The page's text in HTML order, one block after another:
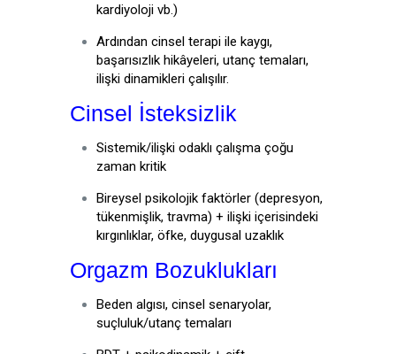
kardiyoloji vb.)
Ardından cinsel terapi ile kaygı,
başarısızlık hikâyeleri, utanç temaları,
ilişki dinamikleri çalışılır.
Cinsel İsteksizlik
Sistemik/ilişki odaklı çalışma çoğu
zaman kritik
Bireysel psikolojik faktörler (depresyon,
tükenmişlik, travma) + ilişki içerisindeki
kırgınlıklar, öfke, duygusal uzaklık
Orgazm Bozuklukları
Beden algısı, cinsel senaryolar,
suçluluk/utanç temaları